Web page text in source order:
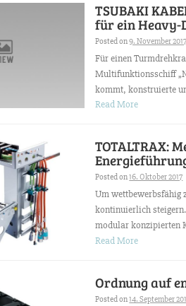
TSUBAKI
für ein
Posted on9. November 2017
Für einen
Multifunktionsschiff
kommt, konstruierte
Read More
TOTALTRAX:
Posted on16. Oktober 2017
Um wettbewerbsfähig
kontinuierlich
modular konzipierten
Read More
Ordnung auf
Posted on14. September